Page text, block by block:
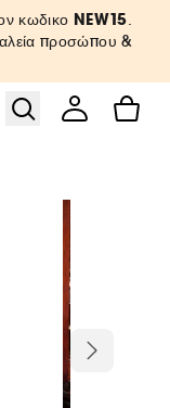
κωδικο NEW15.
προσώπου &